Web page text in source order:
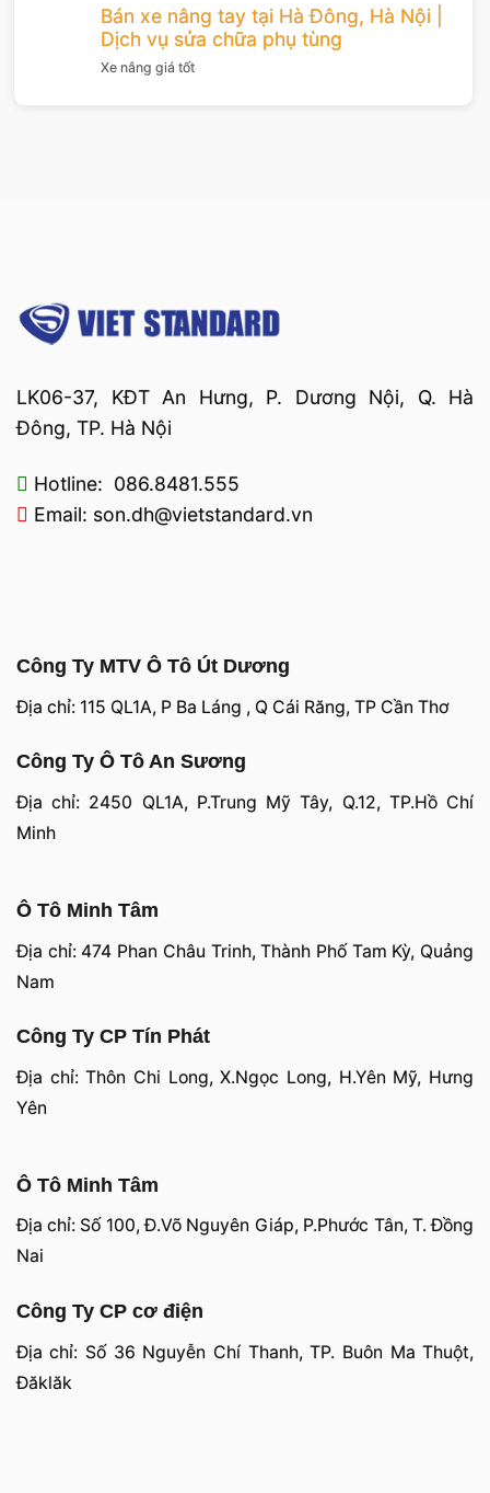
Bán xe nâng tay tại Hà Đông, Hà Nội |
Dịch vụ sửa chữa phụ tùng
Xe nâng giá tốt
LK06-37, KĐT An Hưng, P. Dương Nội, Q. Hà
Đông, TP. Hà Nội
Hotline: 086.8481.555
Email: son.dh@vietstandard.vn
Công Ty MTV Ô Tô Út Dương
Địa chỉ: 115 QL1A, P Ba Láng , Q Cái Răng, TP Cần Thơ
Công Ty Ô Tô An Sương
Địa chỉ: 2450 QL1A, P.Trung Mỹ Tây, Q.12, TP.Hồ Chí
Minh
Ô Tô Minh Tâm
Địa chỉ: 474 Phan Châu Trinh, Thành Phố Tam Kỳ, Quảng
Nam
Công Ty CP Tín Phát
Địa chỉ: Thôn Chi Long, X.Ngọc Long, H.Yên Mỹ, Hưng
Yên
Ô Tô Minh Tâm
Địa chỉ: Số 100, Đ.Võ Nguyên Giáp, P.Phước Tân, T. Đồng
Nai
Công Ty CP cơ điện
Địa chỉ: Số 36 Nguyễn Chí Thanh, TP. Buôn Ma Thuột,
Đăklăk